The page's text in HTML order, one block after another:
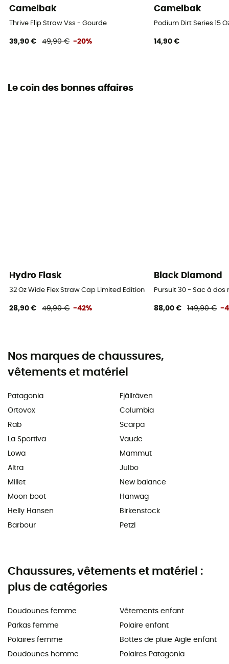
Camelbak
Thrive Flip Straw Vss - Gourde
39,90 € 49,90 € -20%
Camelbak
Podium Dirt Series 15
14,90 €
Le coin des bonnes affaires
Hydro Flask
32 Oz Wide Flex Straw Cap Limited Edition - Gourde
28,90 € 49,90 € -42%
Black Diamond
Pursuit 30 - Sac à
88,00 € 149,90 € -
Nos marques de chaussures,
vêtements et matériel
Patagonia
Ortovox
Rab
La Sportiva
Lowa
Altra
Millet
Moon boot
Helly Hansen
Barbour
Fjällräven
Columbia
Scarpa
Vaude
Mammut
Julbo
New balance
Hanwag
Birkenstock
Petzl
Chaussures, vêtements et matériel :
plus de catégories
Doudounes femme
Parkas femme
Polaires femme
Doudounes homme
Vêtements enfant
Polaire enfant
Bottes de pluie Aigle enfant
Polaires Patagonia